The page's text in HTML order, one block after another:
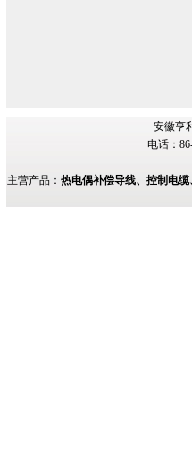
安徽亨
电话：
主营产品： 热电偶补偿导线、控制电